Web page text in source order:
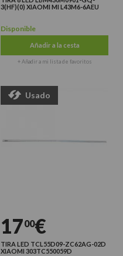
3(HF)(0) XIAOMI MI L43M6-6AEU
Disponible
Añadir a la cesta
+ Añadir a mi lista de favoritos
Usado
1700€
TIRA LED TCL55D09-ZC62AG-02D
XIAOMI 303TC550059D